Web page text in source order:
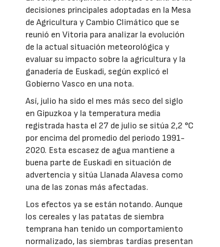
decisiones principales adoptadas en la Mesa
de Agricultura y Cambio Climático que se
reunió en Vitoria para analizar la evolución
de la actual situación meteorológica y
evaluar su impacto sobre la agricultura y la
ganadería de Euskadi, según explicó el
Gobierno Vasco en una nota.
Así, julio ha sido el mes más seco del siglo
en Gipuzkoa y la temperatura media
registrada hasta el 27 de julio se sitúa 2,2 °C
por encima del promedio del periodo 1991-
2020. Esta escasez de agua mantiene a
buena parte de Euskadi en situación de
advertencia y sitúa Llanada Alavesa como
una de las zonas más afectadas.
Los efectos ya se están notando. Aunque
los cereales y las patatas de siembra
temprana han tenido un comportamiento
normalizado, las siembras tardías presentan